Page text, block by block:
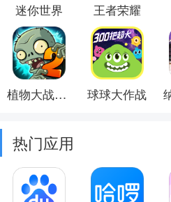
迷你世界 王者荣耀
植物大战僵尸2 球球大作战
热门应用